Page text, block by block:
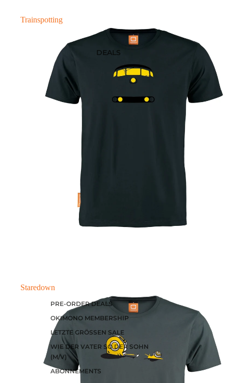
DEALS
PRE-ORDER DEALS
OKIMONO MEMBERSHIP
LETZTE GRÖSSEN SALE
WIE DER VATER SO DER SOHN
(M/V)
ABONNEMENTS
Trainspotting
Staredown